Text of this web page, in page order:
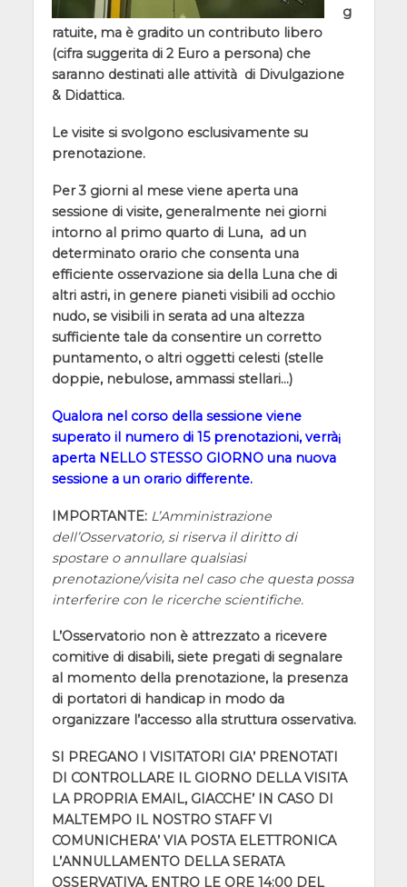
g
ratuite, ma è gradito un contributo libero
(cifra suggerita di 2 Euro a persona) che
saranno destinati alle attività di Divulgazione
& Didattica.
Le visite si svolgono esclusivamente su
prenotazione.
Per 3 giorni al mese viene aperta una
sessione di visite, generalmente nei giorni
intorno al primo quarto di Luna, ad un
determinato orario che consenta una
efficiente osservazione sia della Luna che di
altri astri, in genere pianeti visibili ad occhio
nudo, se visibili in serata ad una altezza
sufficiente tale da consentire un corretto
puntamento, o altri oggetti celesti (stelle
doppie, nebulose, ammassi stellari…)
Qualora nel corso della sessione viene
superato il numero di 15 prenotazioni, verrà¡
aperta NELLO STESSO GIORNO una nuova
sessione a un orario differente.
IMPORTANTE: L’Amministrazione
dell’Osservatorio, si riserva il diritto di
spostare o annullare qualsiasi
prenotazione/visita nel caso che questa possa
interferire con le ricerche scientifiche.
L’Osservatorio non è attrezzato a ricevere
comitive di disabili, siete pregati di segnalare
al momento della prenotazione, la presenza
di portatori di handicap in modo da
organizzare l’accesso alla struttura osservativa.
SI PREGANO I VISITATORI GIA’ PRENOTATI
DI CONTROLLARE IL GIORNO DELLA VISITA
LA PROPRIA EMAIL, GIACCHE’ IN CASO DI
MALTEMPO IL NOSTRO STAFF VI
COMUNICHERA’ VIA POSTA ELETTRONICA
L’ANNULLAMENTO DELLA SERATA
OSSERVATIVA, ENTRO LE ORE 14:00 DEL